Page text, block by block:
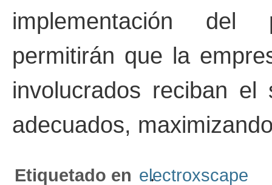
implementación del
permitirán que la
involucrados reciban
adecuados,
Etiquetado en electroxscape